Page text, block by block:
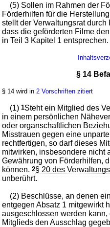
(5) Sollen im Rahmen der
Förderhilfen für die
stellt der Verwaltungsrat durch
dass die geförderten Filme
in Teil 3 Kapitel 1 entsprechen.
§ 14
§ 14 wird in 2 Vorschriften zitiert
(1)1Steht ein Mitglied des
in einem persönlichen
oder organschaftlichen
Misstrauen gegen eine
rechtfertigen, so darf dieses
mitwirken, insbesondere nicht
Gewährung von Förderhilfen,
können.2§ 20 des
unberührt.
(2) Beschlüsse, an denen
entgegen Absatz 1 mitgewirkt
ausgeschlossen werden
Mitglieds den Ausschlag